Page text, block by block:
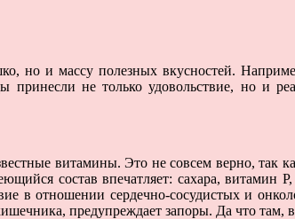
но и массу полезных вкусностей.
не только удовольствие, но и
витамины. Это не совсем верно,
состав впечатляет: сахара, витамин
в отношении сердечно-сосудистых и
предупреждает запоры. Да что там,